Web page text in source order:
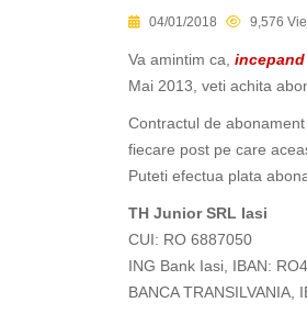
04/01/2018 9,576
Va amintim ca,
Mai 2013, veti achita
Contractul de
fiecare post pe care
Puteti efectua plata
TH Junior SRL Iasi
CUI: RO 6887050
ING Bank Iasi, IBAN:
BANCA TRANSILVANIA,